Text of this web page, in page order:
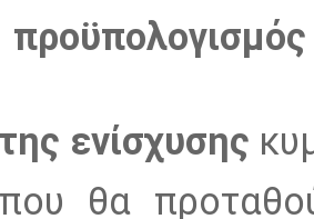
ενίσχυσης
θα